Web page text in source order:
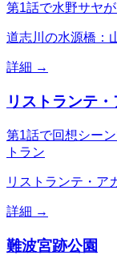
第1話で水野サヤ
道志川の水源橋：
詳細 →
リストランテ
第1話で回想シー
トラン
リストランテ・ア
詳細 →
難波宮跡公園